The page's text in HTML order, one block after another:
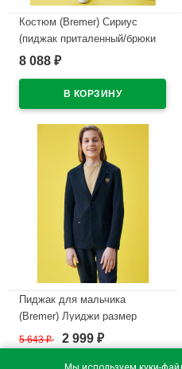
Костюм (Bremer) Сириус
(пиджак приталенный/брюки
зауженные) размер 30/128-
8 088 ₽
Пиджак для мальчика
(Bremer) Луиджи размер
32/140-44/176 цвет синий
В наличии
5 643₽ 2 999 ₽